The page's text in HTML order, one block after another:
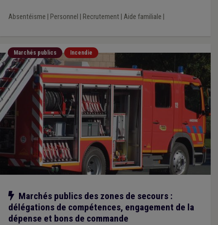
Absentéisme Personnel Recrutement| Aide familiale
Marchés publics Incendie
Notre action
Marchés publics des zones de secours :
délégations de compétences, engagement de la
dépense et bons de commande